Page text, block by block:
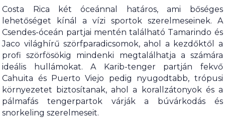
Costa Rica két óceánnal határos, ami bőséges
lehetőséget kínál a vízi sportok szerelmeseinek. A
Csendes-óceán partjai mentén található Tamarindo és
Jaco világhírű szörfparadicsomok, ahol a kezdőktől a
profi szörfösökig mindenki megtalálhatja a számára
ideális hullámokat. A Karib-tenger partján fekvő
Cahuita és Puerto Viejo pedig nyugodtabb, trópusi
környezetet biztosítanak, ahol a korallzátonyok és a
pálmafás tengerpartok várják a búvárkodás és
snorkeling szerelmeseit.